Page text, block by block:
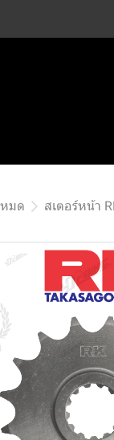
มด สเตอร์หน้า